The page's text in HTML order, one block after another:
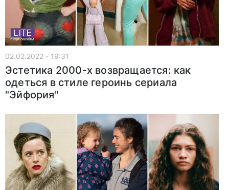
02.02.2022 - 19:31
Эстетика 2000-х возвращается: как
одеться в стиле героинь сериала
"Эйфория"